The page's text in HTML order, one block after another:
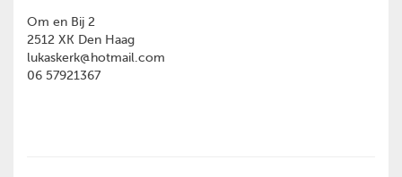
Om en Bij 2
2512 XK Den Haag
lukaskerk@hotmail.com
06 57921367